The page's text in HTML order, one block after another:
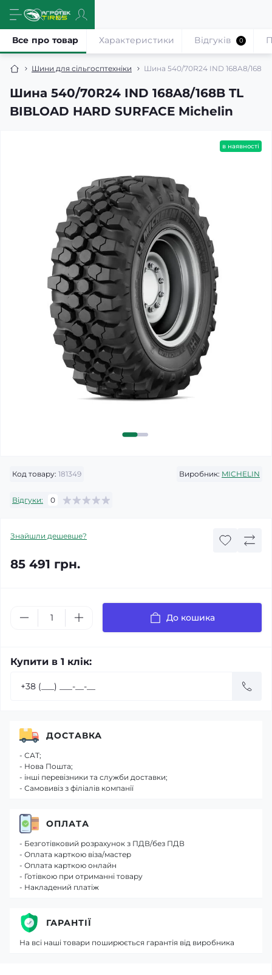
Шини для сільгосптехніки Шина 540/70R24 IND 168A8/168B
Шина 540/70R24 IND 168A8/168B TL
BIBLOAD HARD SURFACE Michelin
Все про товар Характеристики Відгуків 0
в наявності
Код товару: 181349 Виробник: MICHELIN
Відгуки: 0
Знайшли дешевше?
85 491 грн.
До кошика
Купити в 1 клік:
ДОСТАВКА
- САТ;
- Нова Пошта;
- інші перевізники та служби доставки;
- Самовивіз з філіалів компанії
ОПЛАТА
- Безготівковий розрахунок з ПДВ/без ПДВ
- Оплата карткою віза/мастер
- Оплата карткою онлайн
- Готівкою при отриманні товару
- Накладений платіж
ГАРАНТІЇ
На всі наші товари поширюється гарантія від виробника